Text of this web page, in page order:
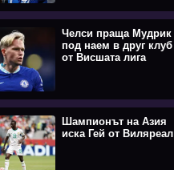
Челси праща Мудрик
под наем в друг клуб
от Висшата лига
Шампионът на Азия
иска Гей от Виляреал